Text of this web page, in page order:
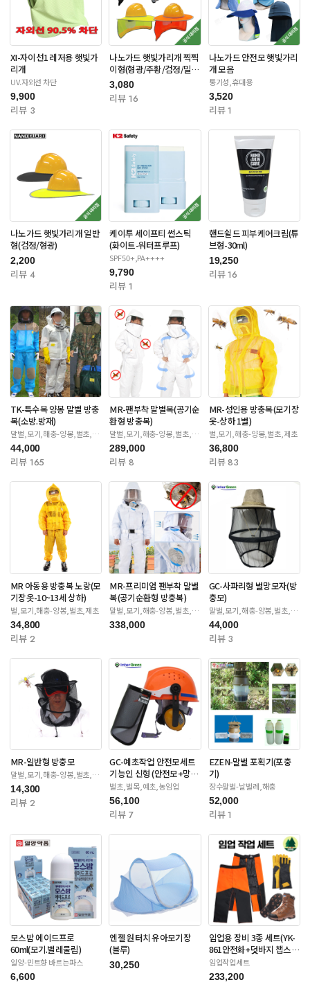
XI-자이선1 레저용 햇빛가
리개
UV.자외선 차단
9,900
리뷰 3
나노가드 햇빛가리개 찍찍
이형(형광/주황/검정/밀리
터리)
3,080
리뷰 16
나노가드 안전모 햇빛가리
개 모음
통기성,휴대용
3,520
리뷰 1
나노가드 햇빛가리개 일반
형(검정/형광)
2,200
리뷰 4
케이투 세이프티 썬스틱
(화이트-워터프루프)
SPF50+,PA++++
9,790
리뷰 1
핸드쉴드 피부케어크림(튜
브형-30ml)
19,250
리뷰 16
TK-특수복 양봉 말벌 방충
복(소방.방재)
말벌,모기,해충-양봉,벌초,제
초
44,000
리뷰 165
MR-팬부착 말벌복(공기순
환형 방충복)
말벌,모기,해충-양봉,벌초,제
초
289,000
리뷰 8
MR-성인용 방충복(모기장
옷-상하 1벌)
벌,모기,해충-양봉,벌초,제초
36,800
리뷰 83
MR 아동용 방충복 노랑(모
기장옷-10~13세 상하)
벌,모기,해충-양봉,벌초,제초
34,800
리뷰 2
MR-프리미엄 팬부착 말벌
복(공기순환형 방충복)
말벌,모기,해충-양봉,벌초,제
초
338,000
GC-사파리형 벌망모자(방
충모)
말벌,모기,해충-양봉,벌초,제
초
44,000
리뷰 3
MR-일반형 방충모
말벌,모기,해충-양봉,벌초,제
초
14,300
리뷰 2
GC-예초작업 안전모세트
기능인 신형 (안전모+망
+귀마개)
벌초,벌목,예초,농임업
56,100
리뷰 7
EZEN-말벌 포획기(포충
기)
장수말벌-날벌레,해충
52,000
리뷰 1
모스밤 에이드프로
60ml(모기.벌레물림)
일양-민트향 바르는파스
6,600
엔젤 원터치 유아모기장
(블루)
30,250
임업용 장비 3종 세트(YK-
861안전화+덧바지 챕스
+안전장갑)
임업작업세트
233,200